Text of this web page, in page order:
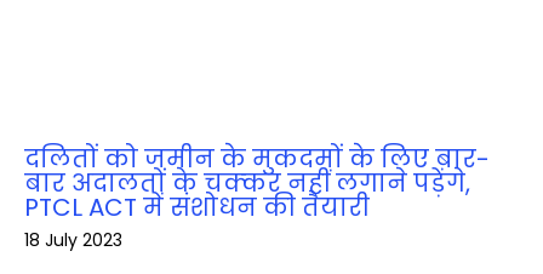
दलितों को जमीन के मुकदमों के लिए बार-
बार अदालतों के चक्‍कर नहीं लगाने पड़ेंगे,
PTCL ACT में संशोधन की तैयारी
18 July 2023